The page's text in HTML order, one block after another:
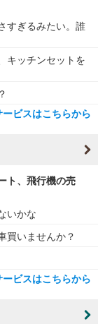
すぎるみたい。誰
キッチンセットを
ービスはこちらから
ト、飛行機の売
いかな
買いませんか？
ービスはこちらから